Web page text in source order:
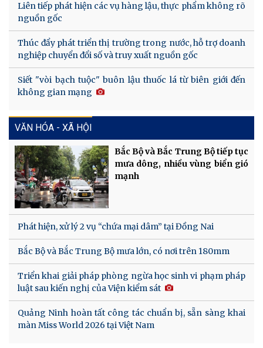
Liên tiếp phát hiện các vụ hàng lậu, thực phẩm không rõ
nguồn gốc
Thúc đẩy phát triển thị trường trong nước, hỗ trợ doanh
nghiệp chuyển đổi số và truy xuất nguồn gốc
Siết "vòi bạch tuộc" buôn lậu thuốc lá từ biên giới đến
không gian mạng
VĂN HÓA - XÃ HỘI
Bắc Bộ và Bắc Trung Bộ tiếp tục
mưa dông, nhiều vùng biển gió
mạnh
Phát hiện, xử lý 2 vụ “chứa mại dâm” tại Đồng Nai
Bắc Bộ và Bắc Trung Bộ mưa lớn, có nơi trên 180mm
Triển khai giải pháp phòng ngừa học sinh vi phạm pháp
luật sau kiến nghị của Viện kiểm sát
Quảng Ninh hoàn tất công tác chuẩn bị, sẵn sàng khai
màn Miss World 2026 tại Việt Nam